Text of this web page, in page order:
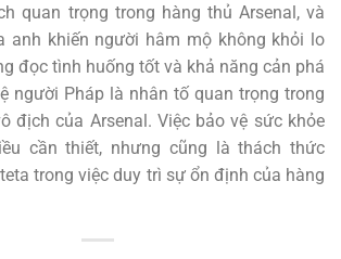
quan trọng trong hàng thủ Arsenal, và
anh khiến người hâm mộ không khỏi lo
đọc tình huống tốt và khả năng cản phá
người Pháp là nhân tố quan trọng trong
địch của Arsenal. Việc bảo vệ sức khỏe
cần thiết, nhưng cũng là thách thức
trong việc duy trì sự ổn định của hàng